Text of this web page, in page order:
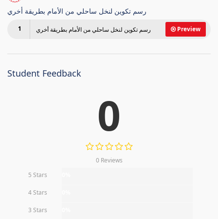
رسم تكوين لنخل ساحلي من الأمام بطريقة أخري
1 Preview رسم تكوين لنخل ساحلي من الأمام بطريقة أخري
Student Feedback
0
0 Reviews
5 Stars
4 Stars
3 Stars